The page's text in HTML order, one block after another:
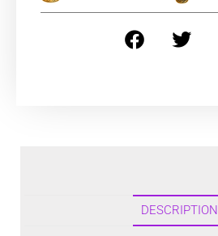
DESCRIPTION